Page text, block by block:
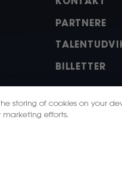
KONTAKT
PARTNERE
BILLETTER
storing of cookies on your
marketing efforts.